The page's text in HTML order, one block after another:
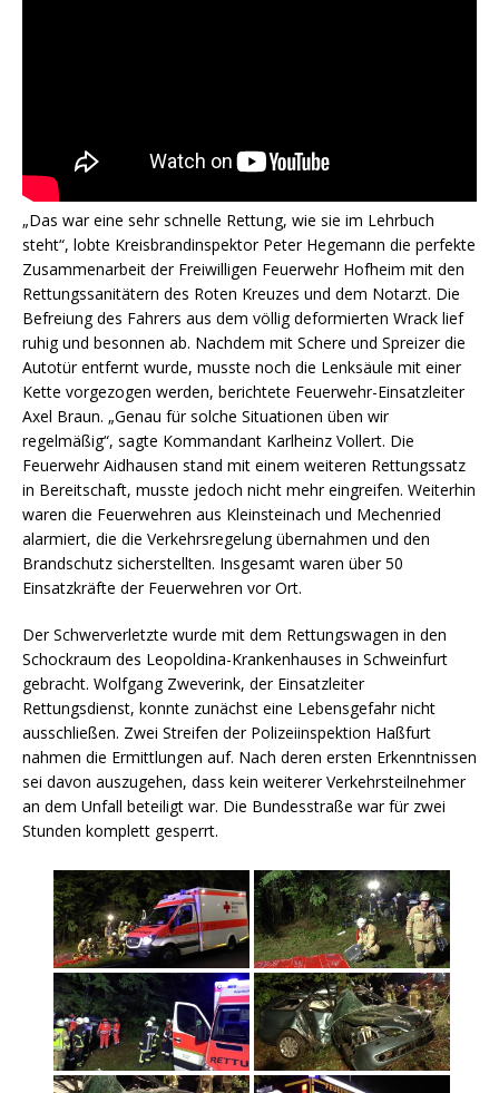
„Das war eine sehr schnelle Rettung, wie sie im Lehrbuch
steht“, lobte Kreisbrandinspektor Peter Hegemann die perfekte
Zusammenarbeit der Freiwilligen Feuerwehr Hofheim mit den
Rettungssanitätern des Roten Kreuzes und dem Notarzt. Die
Befreiung des Fahrers aus dem völlig deformierten Wrack lief
ruhig und besonnen ab. Nachdem mit Schere und Spreizer die
Autotür entfernt wurde, musste noch die Lenksäule mit einer
Kette vorgezogen werden, berichtete Feuerwehr-Einsatzleiter
Axel Braun. „Genau für solche Situationen üben wir
regelmäßig“, sagte Kommandant Karlheinz Vollert. Die
Feuerwehr Aidhausen stand mit einem weiteren Rettungssatz
in Bereitschaft, musste jedoch nicht mehr eingreifen. Weiterhin
waren die Feuerwehren aus Kleinsteinach und Mechenried
alarmiert, die die Verkehrsregelung übernahmen und den
Brandschutz sicherstellten. Insgesamt waren über 50
Einsatzkräfte der Feuerwehren vor Ort.
Der Schwerverletzte wurde mit dem Rettungswagen in den
Schockraum des Leopoldina-Krankenhauses in Schweinfurt
gebracht. Wolfgang Zweverink, der Einsatzleiter
Rettungsdienst, konnte zunächst eine Lebensgefahr nicht
ausschließen. Zwei Streifen der Polizeiinspektion Haßfurt
nahmen die Ermittlungen auf. Nach deren ersten Erkenntnissen
sei davon auszugehen, dass kein weiterer Verkehrsteilnehmer
an dem Unfall beteiligt war. Die Bundesstraße war für zwei
Stunden komplett gesperrt.